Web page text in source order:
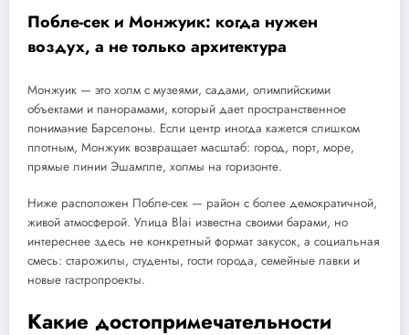
Побле-сек и Монжуик: когда нужен
воздух, а не только архитектура
Монжуик — это холм с музеями, садами, олимпийскими
объектами и панорамами, который дает пространственное
понимание Барселоны. Если центр иногда кажется слишком
плотным, Монжуик возвращает масштаб: город, порт, море,
прямые линии Эшампле, холмы на горизонте.
Ниже расположен Побле-сек — район с более демократичной,
живой атмосферой. Улица Blai известна своими барами, но
интереснее здесь не конкретный формат закусок, а социальная
смесь: старожилы, студенты, гости города, семейные лавки и
новые гастропроекты.
Какие достопримечательности